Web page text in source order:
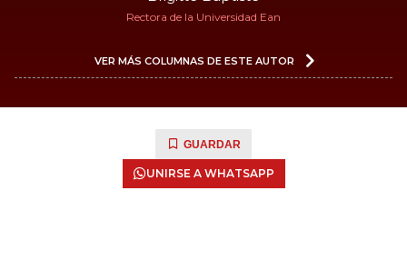
Rectora de la Universidad Ean
VER MÁS COLUMNAS DE ESTE AUTOR
GUARDAR
UNIRSE A WHATSAPP